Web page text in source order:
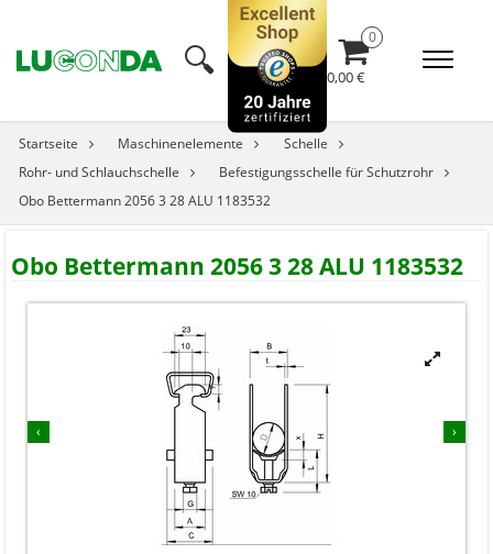
🔍︎ 0,00 €
Startseite Maschinenelemente
Schelle
Rohr- und Schlauchschelle
Befestigungsschelle für Schutzrohr
Obo Bettermann 2056 3 28 ALU 1183532
Obo Bettermann 2056 3 28 ALU 1183532
‹ ›


